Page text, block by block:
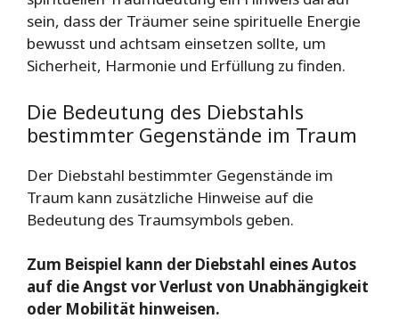
sein, dass der Träumer seine spirituelle Energie
bewusst und achtsam einsetzen sollte, um
Sicherheit, Harmonie und Erfüllung zu finden.
Die Bedeutung des Diebstahls
bestimmter Gegenstände im Traum
Der Diebstahl bestimmter Gegenstände im
Traum kann zusätzliche Hinweise auf die
Bedeutung des Traumsymbols geben.
Zum Beispiel kann der Diebstahl eines Autos
auf die Angst vor Verlust von Unabhängigkeit
oder Mobilität hinweisen.